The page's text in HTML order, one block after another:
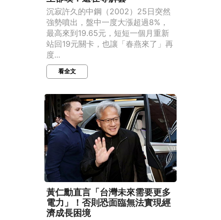
沉寂許久的中鋼（2002）25日突然
強勢噴出，盤中一度大漲超過8%，
最高來到19.65元，短短一個月重新
站回19元關卡，也讓「春燕來了」再
度...
看全文
黃仁勳直言「台灣未來需要更多
電力」！否則恐面臨無法實現經
濟成長困境